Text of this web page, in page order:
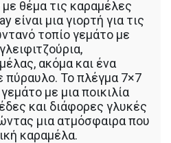
θέμα τις καραμέλες
είναι μια γιορτή για τις
τοπίο γεμάτο με
ακόμα και ένα
πύραυλο. Το πλέγμα 7×7
με μια ποικιλία
και διάφορες γλυκές
μια ατμόσφαιρα που
καραμέλα.